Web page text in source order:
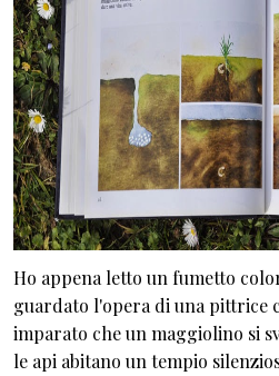
Ho appena letto un fumetto
guardato l'opera di una pittrice
imparato che un maggiolino si
le api abitano un tempio